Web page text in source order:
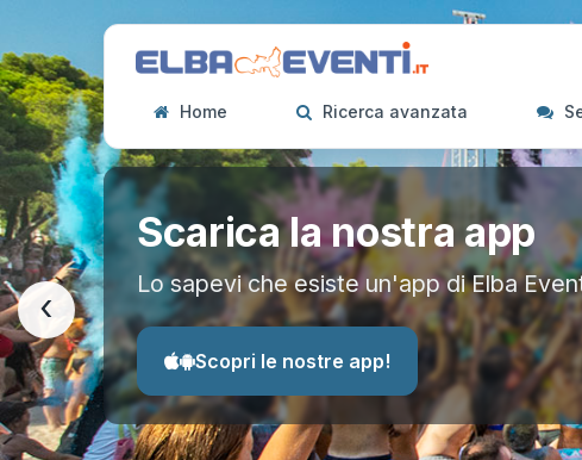
Home Ricerca avanzata
Scarica la nostra app
Lo sapevi che esiste un'app di Elba
Scopri le nostre app!
‹